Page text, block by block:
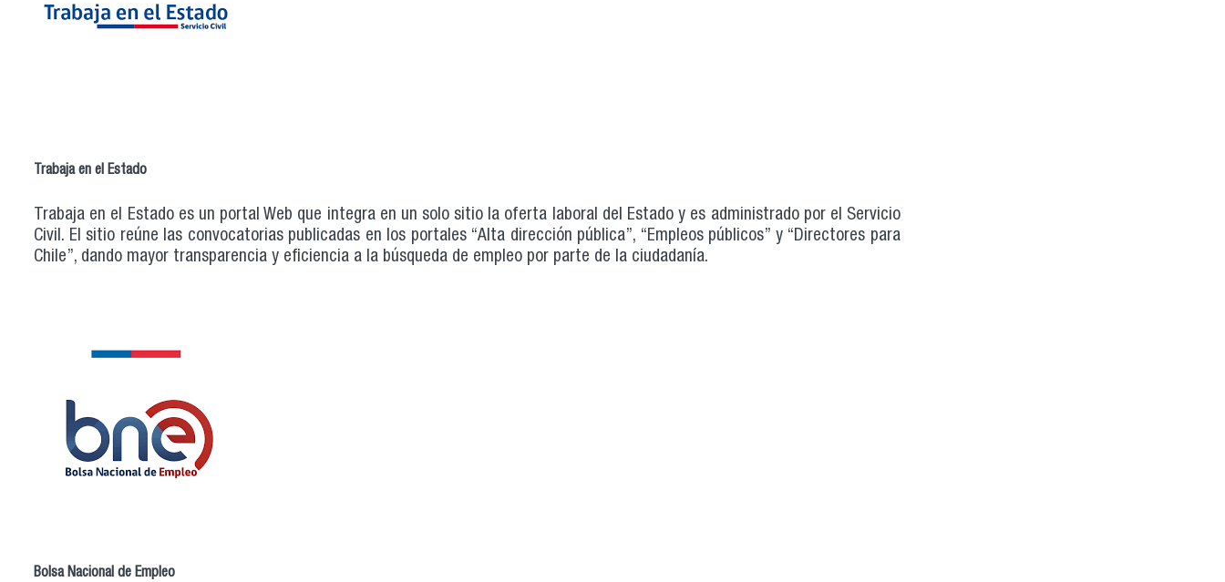
Trabaja en el Estado
Trabaja en el Estado es un portal Web que integra en un solo sitio la oferta laboral del Estado y es administrado por el Servicio
Civil. El sitio reúne las convocatorias publicadas en los portales “Alta dirección pública”, “Empleos públicos” y “Directores para
Chile”, dando mayor transparencia y eficiencia a la búsqueda de empleo por parte de la ciudadanía.
Bolsa Nacional de Empleo